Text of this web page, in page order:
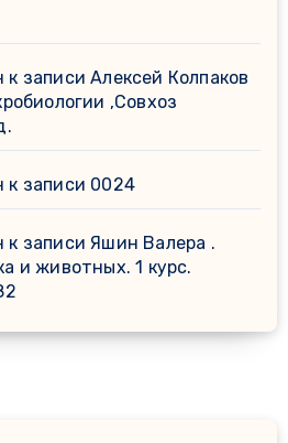
к записиАлексей Колпаков
,Совхоз
к записи 0024
к записиЯшин Валера .
и животных. 1 курс.